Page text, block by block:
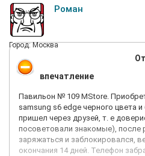
Роман
Город: Москва
впечатление
Павильон № 109 MStore.
samsung s6 edge черного цвета
пришел через друзей, т. е
посоветовали знакомые), после
заряжаться и заблокировался,
окончания 14 дней. Телефон